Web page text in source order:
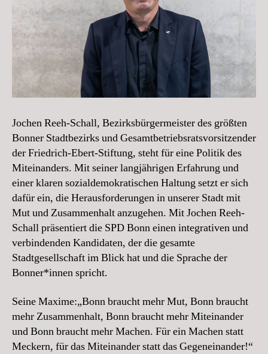
Jochen Reeh-Schall, Bezirksbürgermeister des größten
Bonner Stadtbezirks und Gesamtbetriebsratsvorsitzender
der Friedrich-Ebert-Stiftung, steht für eine Politik des
Miteinanders. Mit seiner langjährigen Erfahrung und
einer klaren sozialdemokratischen Haltung setzt er sich
dafür ein, die Herausforderungen in unserer Stadt mit
Mut und Zusammenhalt anzugehen. Mit Jochen Reeh-
Schall präsentiert die SPD Bonn einen integrativen und
verbindenden Kandidaten, der die gesamte
Stadtgesellschaft im Blick hat und die Sprache der
Bonner*innen spricht.
Seine Maxime:„Bonn braucht mehr Mut, Bonn braucht
mehr Zusammenhalt, Bonn braucht mehr Miteinander
und Bonn braucht mehr Machen. Für ein Machen statt
Meckern, für das Miteinander statt das Gegeneinander!“